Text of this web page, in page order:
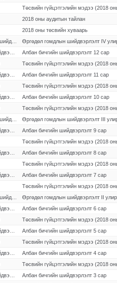
Төсвийн гүйцэтгэлийн мэдээ (2018
2018 оны аудитын тайлан
2018 оны төсвийн хуваарь
Өргөдөл гомдлын шийдвэрлэлт IV
Албан бичгийн шийдвэрлэлт 12 сар
Төсвийн гүйцэтгэлийн мэдээ (2018
Албан бичгийн шийдвэрлэлт 11 сар
Төсвийн гүйцэтгэлийн мэдээ (2018
Албан бичгийн шийдвэрлэлт 10 сар
Төсвийн гүйцэтгэлийн мэдээ (2018
Өргөдөл гомдлын шийдвэрлэлт III
Албан бичгийн шийдвэрлэлт 9 сар
Төсвийн гүйцэтгэлийн мэдээ (2018
Албан бичгийн шийдвэрлэлт 8 сар
Төсвийн гүйцэтгэлийн мэдээ (2018
Албан бичгийн шийдвэрлэлт 7 сар
Төсвийн гүйцэтгэлийн мэдээ (2018
Өргөдөл гомдлын шийдвэрлэлт II
Албан бичгийн шийдвэрлэлт 6 сар
Төсвийн гүйцэтгэлийн мэдээ (2018
Албан бичгийн шийдвэрлэлт 5 сар
Төсвийн гүйцэтгэлийн мэдээ (2018
Албан бичгийн шийдвэрлэлт 4 сар
Төсвийн гүйцэтгэлийн мэдээ (2018
Албан бичгийн шийдвэрлэлт 3 сар